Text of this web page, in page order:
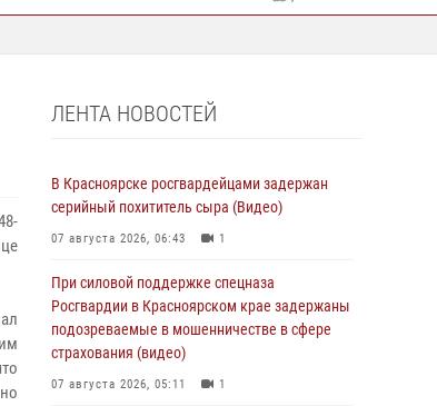
ЛЕНТА НОВОСТЕЙ
В Красноярске росгвардейцами задержан
серийный похититель сыра (Видео)
07 августа 2026, 06:43 1
При силовой поддержке спецназа
Росгвардии в Красноярском крае задержаны
подозреваемые в мошенничестве в сфере
страхования (видео)
07 августа 2026, 05:11 1